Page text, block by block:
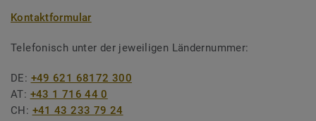
Kontaktformular
Telefonisch unter der jeweiligen Ländernummer:
DE: +49 621 68172 300
AT: +43 1 716 44 0
CH: +41 43 233 79 24